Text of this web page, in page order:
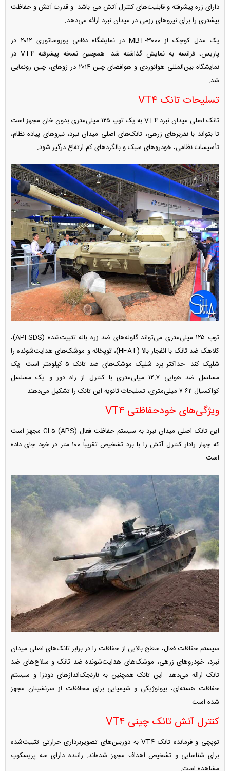
دارای زره پیشرفته و قابلیت‌های کنترل آتش می باشد و قدرت آتش و حفاظت
بیشتری را برای نیرو‌های رزمی در میدان نبرد ارائه می‌دهد.
یک مدل کوچک از MBT-۳۰۰۰ در نمایشگاه دفاعی یوروساتوری ۲۰۱۲ در
پاریس، فرانسه به نمایش گذاشته شد. همچنین نسخه پیشرفته VT۴ در
نمایشگاه بین‌المللی هوانوردی و هوافضای چین ۲۰۱۴ در ژوهای، چین رونمایی
شد.
تسلیحات تانک VT۴
تانک اصلی میدان نبرد VT۴ به یک توپ ۱۲۵ میلی‌متری بدون خان مجهز است
تا بتواند با نفربر‌های زرهی، تانک‌های اصلی میدان نبرد، نیرو‌های پیاده نظام،
تأسیسات نظامی، خودرو‌های سبک و بالگرد‌های کم ارتفاع درگیر شود.
توپ ۱۲۵ میلی‌متری می‌تواند گلوله‌های ضد زره باله تثبیت‌شده (APFSDS)،
کلاهک ضد تانک با انفجار بالا (HEAT)، توپخانه و موشک‌های هدایت‌شونده را
شلیک کند. حداکثر برد شلیک موشک‌های ضد تانک ۵ کیلومتر است. یک
مسلسل ضد هوایی ۱۲.۷ میلی‌متری با کنترل از راه دور و یک مسلسل
کواکسیال ۷.۶۲ میلی‌متری، تسلیحات ثانویه این تانک را تشکیل می‌دهند.
ویژگی‌های خودحفاظتی VT۴
این تانک اصلی میدان نبرد به سیستم حفاظت فعال GL۵ (APS) مجهز است
که چهار رادار کنترل آتش را با برد تشخیص تقریباً ۱۰۰ متر در خود جای داده
است.
سیستم حفاظت فعال، سطح بالایی از حفاظت را در برابر تانک‌های اصلی میدان
نبرد، خودرو‌های زرهی، موشک‌های هدایت‌شونده ضد تانک و سلاح‌های ضد
تانک ارائه می‌دهد. این تانک همچنین به نارنجک‌انداز‌های دودزا و سیستم
حفاظت هسته‌ای، بیولوژیکی و شیمیایی برای محافظت از سرنشینان مجهز
شده است.
کنترل آتش تانک چینی VT۴
توپچی و فرمانده تانک VT۴ به دوربین‌های تصویربرداری حرارتی تثبیت‌شده
برای شناسایی و تشخیص اهداف مجهز شده‌اند. راننده دارای سه پریسکوپ